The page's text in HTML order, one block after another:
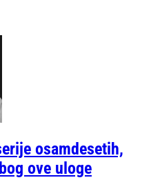
osamdesetih,
ove uloge